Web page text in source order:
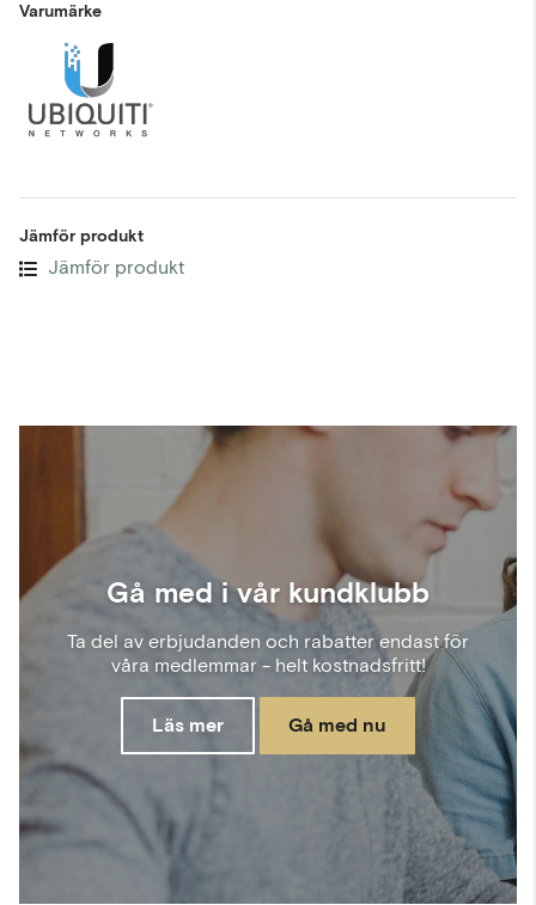
Varumärke
Jämför produkt
Jämför produkt
Gå med i vår kundklubb
Ta del av erbjudanden och rabatter endast för
våra medlemmar - helt kostnadsfritt!
Läs mer Gå med nu